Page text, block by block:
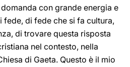
con grande energia e
di fede che si fa cultura,
di trovare questa risposta
nel contesto, nella
di Gaeta. Questo è il mio